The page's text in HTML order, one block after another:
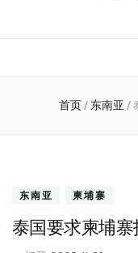
首页/ 东南亚 /
东南亚 柬埔寨
泰国要求柬埔